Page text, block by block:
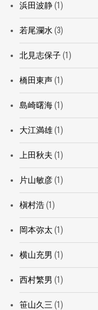
浜田波静(1)
若尾瀾水 (3)
北見志保子(1)
橋田東声(1)
島崎曙海(1)
大江満雄(1)
上田秋夫 (1)
片山敏彦(1)
槇村浩(1)
岡本弥太 (1)
横山充男 (1)
西村繁男 (1)
笹山久三 (1)